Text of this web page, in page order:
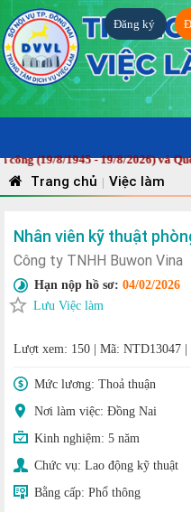
Đăng ký
(19/8/1945 - 19/8/2026) và Quốc
Trang chủ | Việc làm
Nhân viên kỹ thuật
Công ty TNHH Buwon Vina
Hạn nộp hồ sơ: 04/02/2026
Lưu Việc làm
Lượt xem: 150 Mã: NTD13047
Mức lương: Thoả thuận
Nơi làm việc: Đồng Nai
Kinh nghiệm: 5 năm
Chức vụ: Lao động kỹ thuật
Bằng cấp: Phổ thông